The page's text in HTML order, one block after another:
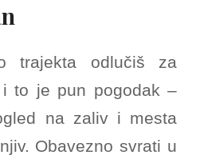
trajekta odlučiš za
to je pun pogodak –
na zaliv i mesta
Obavezno svrati u